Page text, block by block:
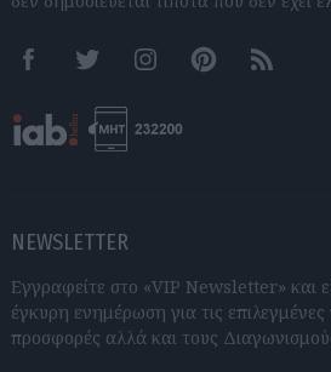
FacebookTwitter InstagramPinterestRSS feeds
NEWSLETTER
Εγγραφείτε στο «VIP Newsletter» και
έγκυρη ενημέρωση για τις επιλεγμένες
προσφορές αλλά και τους